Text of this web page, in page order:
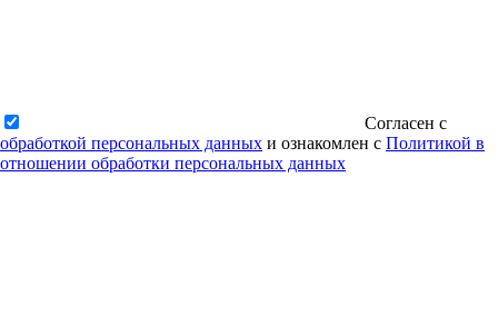
Согласен с
обработкой персональных данных и ознакомлен с Политикой в
отношении обработки персональных данных